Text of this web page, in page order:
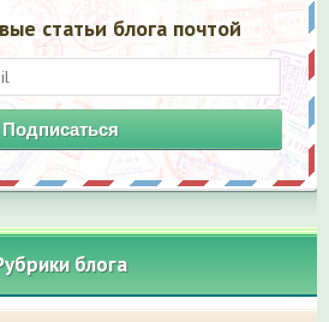
статьи блога почтой
Подписаться
блога